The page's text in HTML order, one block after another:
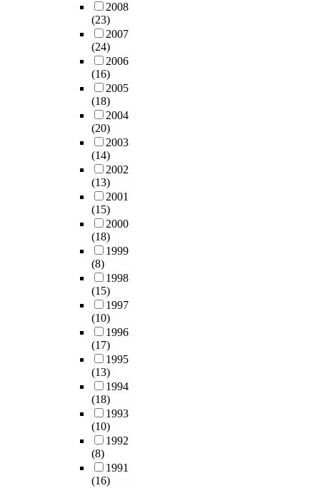
2008
(23)
2007
(24)
2006
(16)
2005
(18)
2004
(20)
2003
(14)
2002
(13)
2001
(15)
2000
(18)
1999
(8)
1998
(15)
1997
(10)
1996
(17)
1995
(13)
1994
(18)
1993
(10)
1992
(8)
1991
(16)